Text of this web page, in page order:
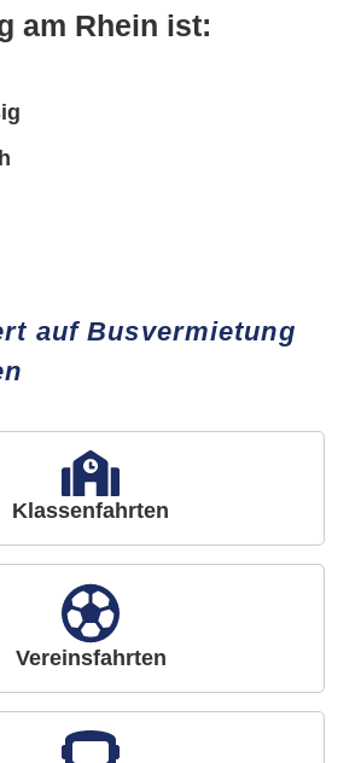
am Rhein ist:
auf Busvermietung
Klassenfahrten
Vereinsfahrten